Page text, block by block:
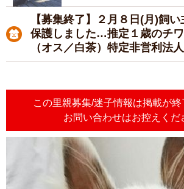
【募集終了】２月８日(月)飼
保護しました…推定１歳のチ
（オス／白茶）特定非営利法
この里親募集/迷子情報は掲載が終
お問い合わせはお控えくだ